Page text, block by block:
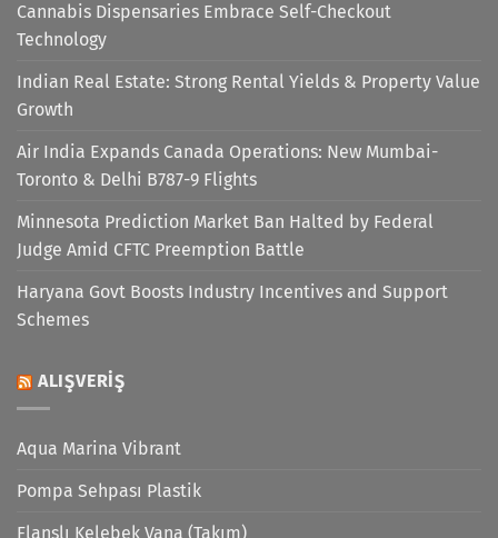
Cannabis Dispensaries Embrace Self-Checkout
Technology
Indian Real Estate: Strong Rental Yields & Property Value
Growth
Air India Expands Canada Operations: New Mumbai-
Toronto & Delhi B787-9 Flights
Minnesota Prediction Market Ban Halted by Federal
Judge Amid CFTC Preemption Battle
Haryana Govt Boosts Industry Incentives and Support
Schemes
ALIŞVERIŞ
Aqua Marina Vibrant
Pompa Sehpası Plastik
Flanşlı Kelebek Vana (Takım)